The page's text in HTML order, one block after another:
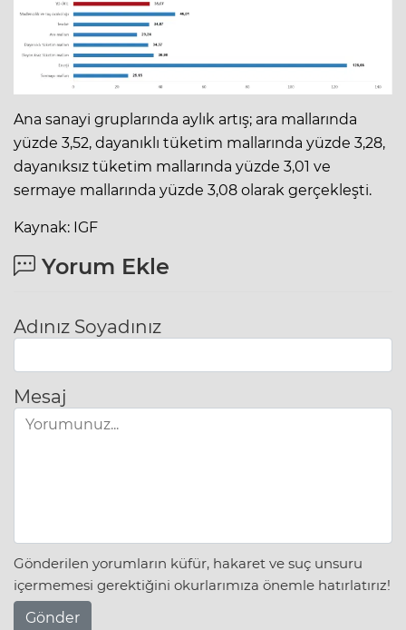
Ana sanayi gruplarında aylık artış; ara mallarında
yüzde 3,52, dayanıklı tüketim mallarında yüzde 3,28,
dayanıksız tüketim mallarında yüzde 3,01 ve
sermaye mallarında yüzde 3,08 olarak gerçekleşti.
Kaynak: IGF
Yorum Ekle
Adınız Soyadınız
Mesaj
Gönderilen yorumların küfür, hakaret ve suç unsuru
içermemesi gerektiğini okurlarımıza önemle hatırlatırız!
Gönder